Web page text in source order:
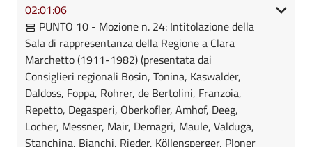
02:01:06
PUNTO 10 - Mozione n. 24: Intitolazione della
Sala di rappresentanza della Regione a Clara
Marchetto (1911-1982) (presentata dai
Consiglieri regionali Bosin, Tonina, Kaswalder,
Daldoss, Foppa, Rohrer, de Bertolini, Franzoia,
Repetto, Degasperi, Oberkofler, Amhof, Deeg,
Locher, Messner, Mair, Demagri, Maule, Valduga,
Stanchina, Bianchi, Rieder, Köllensperger, Ploner